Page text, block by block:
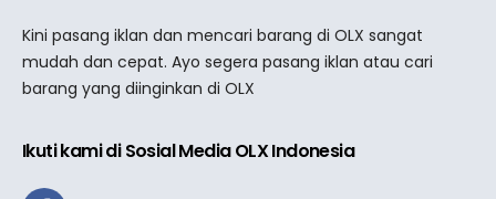
Kini pasang iklan dan mencari barang di OLX sangat
mudah dan cepat. Ayo segera pasang iklan atau cari
barang yang diinginkan di OLX
Ikuti kami di Sosial Media OLX Indonesia